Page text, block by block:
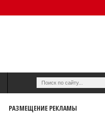
РАЗМЕЩЕНИЕ РЕКЛАМЫ